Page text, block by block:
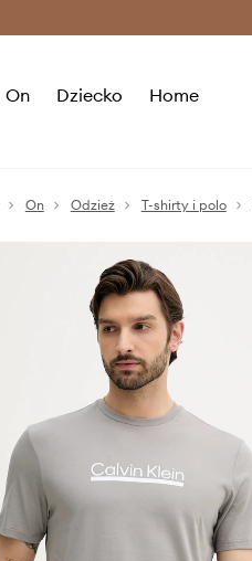
On Dziecko Home
On Odzież T-shirty i polo